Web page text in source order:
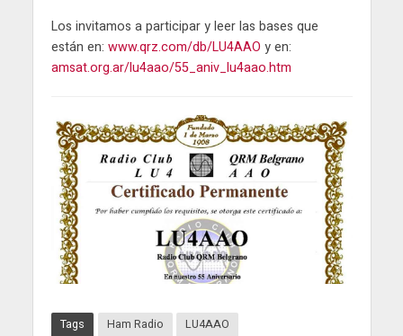
Los invitamos a participar y leer las bases que
están en: www.qrz.com/db/LU4AAO y en:
amsat.org.ar/lu4aao/55_aniv_lu4aao.htm
Tags Ham Radio
LU4AAO